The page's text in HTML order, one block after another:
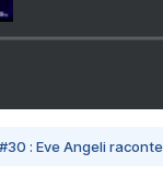
#30 : Eve Angeli